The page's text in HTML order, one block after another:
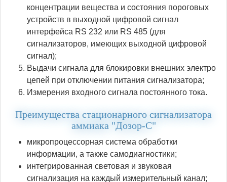
концентрации вещества и состояния пороговых
устройств в выходной цифровой сигнал
интерфейса RS 232 или RS 485 (для
сигнализаторов, имеющих выходной цифровой
сигнал);
Выдачи сигнала для блокировки внешних электро
цепей при отключении питания сигнализатора;
Измерения входного сигнала постоянного тока.
Преимущества стационарного сигнализатора
аммиака "Дозор-С"
микропроцессорная система обработки
информации, а также самодиагностики;
интегрированная световая и звуковая
сигнализация на каждый измерительный канал;